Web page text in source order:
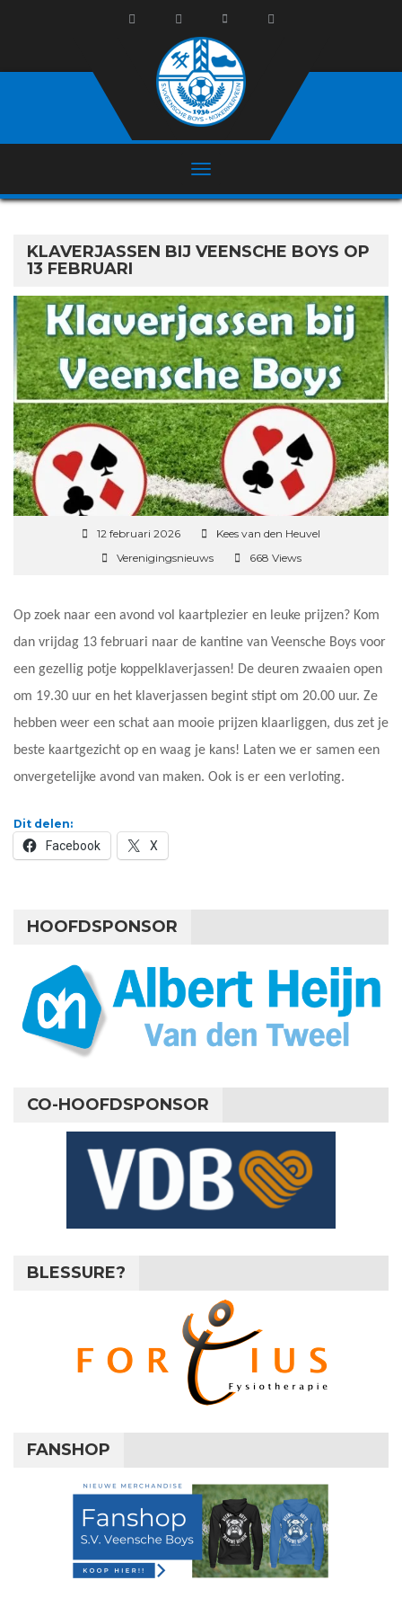
KLAVERJASSEN BIJ VEENSCHE BOYS OP
13 FEBRUARI
12 februari 2026
Kees van den Heuvel
Verenigingsnieuws
668 Views
Op zoek naar een avond vol kaartplezier en leuke prijzen? Kom
dan vrijdag 13 februari naar de kantine van Veensche Boys voor
een gezellig potje koppelklaverjassen! De deuren zwaaien open
om 19.30 uur en het klaverjassen begint stipt om 20.00 uur. Ze
hebben weer een schat aan mooie prijzen klaarliggen, dus zet je
beste kaartgezicht op en waag je kans! Laten we er samen een
onvergetelijke avond van maken. Ook is er een verloting.
Dit delen:
Facebook X
HOOFDSPONSOR
CO-HOOFDSPONSOR
BLESSURE?
FANSHOP